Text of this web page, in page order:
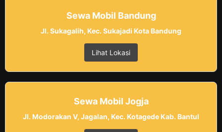
Sewa Mobil Bandung
Jl. Sukagalih, Kec. Sukajadi Kota Bandung
Lihat Lokasi
Sewa Mobil Jogja
Jl. Modorakan V, Jagalan, Kec. Kotagede Kab. Bantul